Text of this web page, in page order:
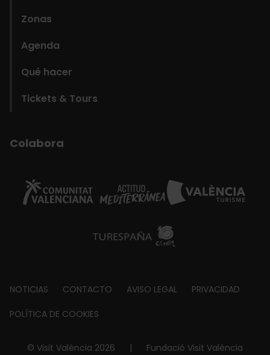
Zonas
Agenda
Qué hacer
Tickets & Tours
Colabora
Footer
about
NOTICIAS CONTACTO AVISO LEGAL PRIVACIDAD
POLÍTICA DE COOKIES
© Visit València 2026 | Fundació Visit València